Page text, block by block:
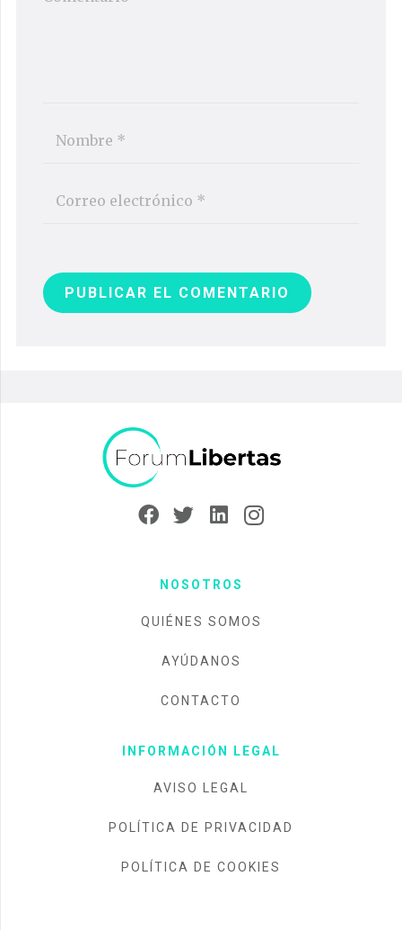
PUBLICAR EL COMENTARIO
NOSOTROS
QUIÉNES SOMOS
AYÚDANOS
CONTACTO
INFORMACIÓN LEGAL
AVISO LEGAL
POLÍTICA DE PRIVACIDAD
POLÍTICA DE COOKIES